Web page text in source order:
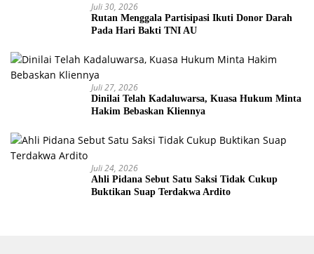
Juli 30, 2026
Rutan Menggala Partisipasi Ikuti Donor Darah
Pada Hari Bakti TNI AU
Juli 27, 2026
Dinilai Telah Kadaluwarsa, Kuasa Hukum Minta
Hakim Bebaskan Kliennya
Juli 24, 2026
Ahli Pidana Sebut Satu Saksi Tidak Cukup
Buktikan Suap Terdakwa Ardito